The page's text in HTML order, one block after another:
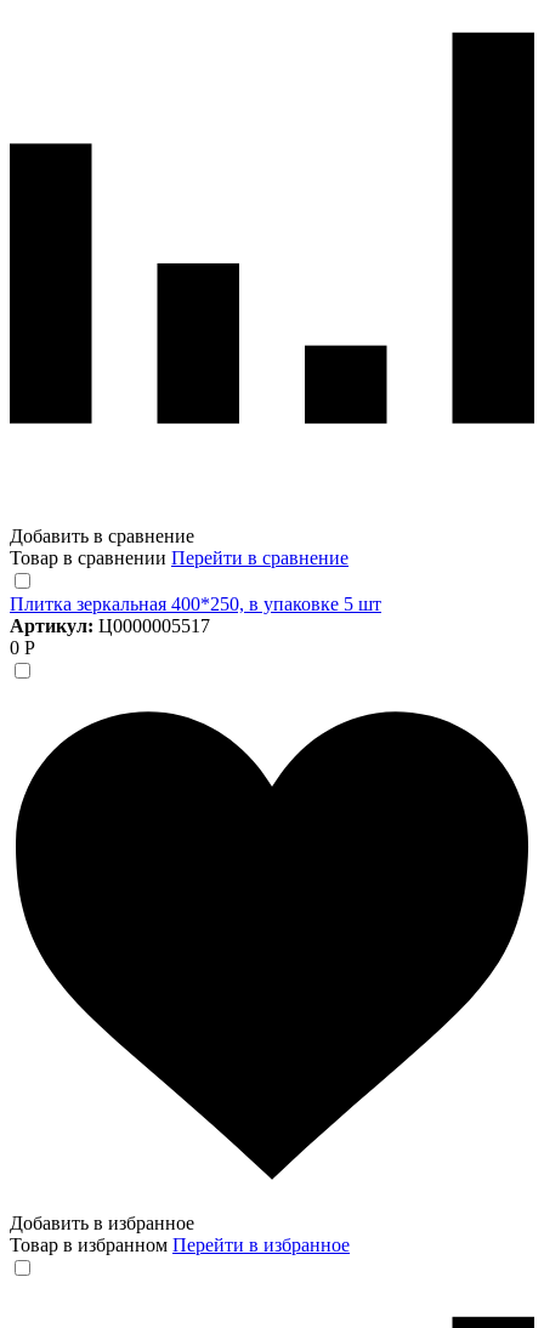
Добавить в сравнение
Товар в сравнении Перейти в сравнение
Плитка зеркальная 400*250, в упаковке 5 шт
Артикул: Ц0000005517
0 Р
Добавить в избранное
Товар в избранном Перейти в избранное